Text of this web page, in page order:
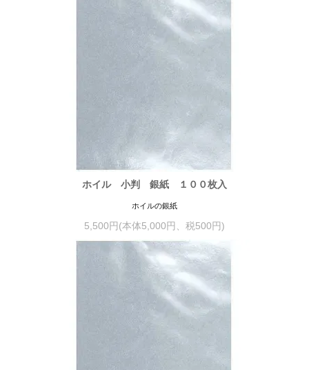
ホイル 小判 銀紙 １００枚入
ホイルの銀紙
5,500円(本体5,000円、税500円)